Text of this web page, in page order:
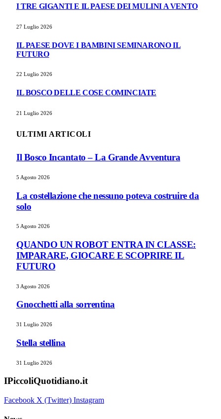
I TRE GIGANTI E IL PAESE DEI MULINI A VENTO
27 Luglio 2026
IL PAESE DOVE I BAMBINI SEMINARONO IL
FUTURO
22 Luglio 2026
IL BOSCO DELLE COSE COMINCIATE
21 Luglio 2026
ULTIMI ARTICOLI
Il Bosco Incantato – La Grande Avventura
5 Agosto 2026
La costellazione che nessuno poteva costruire da
solo
5 Agosto 2026
QUANDO UN ROBOT ENTRA IN CLASSE:
IMPARARE, GIOCARE E SCOPRIRE IL
FUTURO
3 Agosto 2026
Gnocchetti alla sorrentina
31 Luglio 2026
Stella stellina
31 Luglio 2026
IPiccoliQuotidiano.it
Facebook X (Twitter) Instagram